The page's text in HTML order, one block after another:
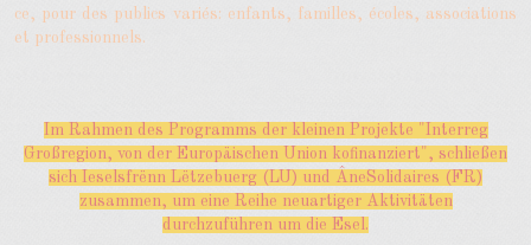
ce, pour des publics variés: enfants, familles, écoles, associations
et professionnels.
Im Rahmen des Programms der kleinen Projekte "Interreg
Großregion, von der Europäischen Union kofinanziert", schließen
sich Ieselsfrënn Lëtzebuerg (LU) und ÂneSolidaires (FR)
zusammen, um eine Reihe neuartiger Aktivitäten
durchzuführen um die Esel.